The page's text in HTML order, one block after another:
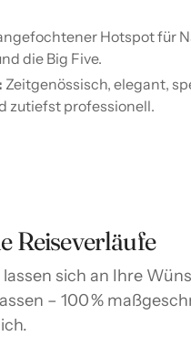
Hotspot für
die Big Five.
Zeitgenössisch, elegant,
zutiefst professionell.
Reiseverläufe
lassen sich an Ihre
– 100 %